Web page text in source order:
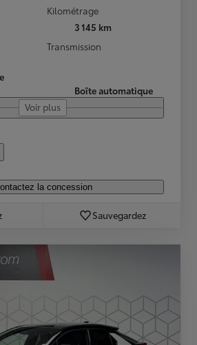
Kilométrage
3 145 km
Transmission
Boîte automatique
Voir plus
la concession
Sauvegardez